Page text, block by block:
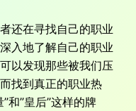
还在寻找自己的职业
入地了解自己的职业
以发现那些被我们压
找到真正的职业热
和”皇后”这样的牌